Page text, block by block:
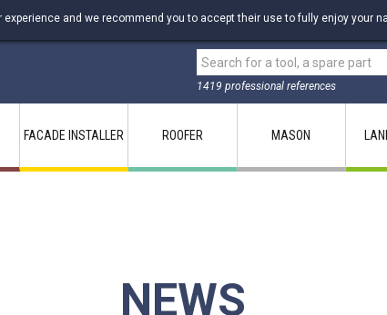
1419 professional references
and we recommend you to accept their use to fully enjoy your
FACADE INSTALLER ROOFER MASON
NEWS